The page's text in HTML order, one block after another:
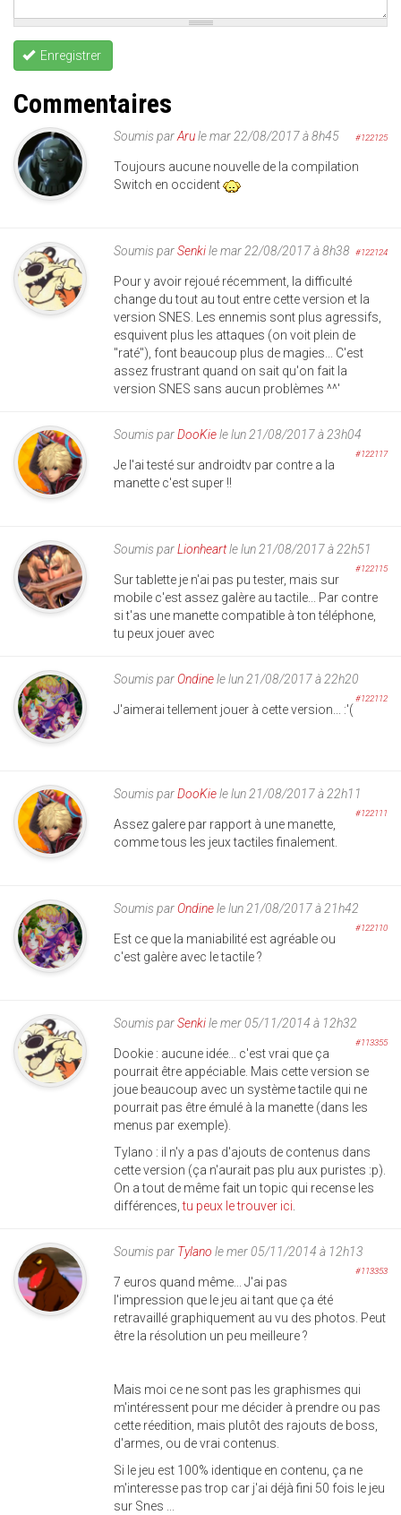
Enregistrer
Commentaires
Soumis parArule mar 22/08/2017 à 8h45 #122125
Toujours aucune nouvelle de la compilation
Switch en occident
Soumis parSenkile mar 22/08/2017 à 8h38 #122124
Pour y avoir rejoué récemment, la difficulté
change du tout au tout entre cette version et la
version SNES. Les ennemis sont plus agressifs,
esquivent plus les attaques (on voit plein de
"raté"), font beaucoup plus de magies... C'est
assez frustrant quand on sait qu'on fait la
version SNES sans aucun problèmes ^^'
Soumis parDooKiele lun 21/08/2017 à 23h04
#122117
Je l'ai testé sur androidtv par contre a la
manette c'est super !!
Soumis parLionheartle lun 21/08/2017 à 22h51
#122115
Sur tablette je n'ai pas pu tester, mais sur
mobile c'est assez galère au tactile... Par contre
si t'as une manette compatible à ton téléphone,
tu peux jouer avec
Soumis parOndinele lun 21/08/2017 à 22h20
#122112
J'aimerai tellement jouer à cette version... :'(
Soumis parDooKiele lun 21/08/2017 à 22h11
#122111
Assez galere par rapport à une manette,
comme tous les jeux tactiles finalement.
Soumis parOndinele lun 21/08/2017 à 21h42
#122110
Est ce que la maniabilité est agréable ou
c'est galère avec le tactile ?
Soumis parSenkile mer 05/11/2014 à 12h32
#113355
Dookie : aucune idée... c'est vrai que ça
pourrait être appéciable. Mais cette version se
joue beaucoup avec un système tactile qui ne
pourrait pas être émulé à la manette (dans les
menus par exemple).
Tylano : il n'y a pas d'ajouts de contenus dans
cette version (ça n'aurait pas plu aux puristes :p).
On a tout de même fait un topic qui recense les
différences,tu peux le trouver ici.
Soumis par Tylano le mer 05/11/2014 à 12h13
#113353
7 euros quand même... J'ai pas
l'impression que le jeu ai tant que ça été
retravaillé graphiquement au vu des photos. Peut
être la résolution un peu meilleure ?
Mais moi ce ne sont pas les graphismes qui
m'intéressent pour me décider à prendre ou pas
cette réedition, mais plutôt des rajouts de boss,
d'armes, ou de vrai contenus.
Si le jeu est 100% identique en contenu, ça ne
m'interesse pas trop car j'ai déjà fini 50 fois le jeu
sur Snes ...